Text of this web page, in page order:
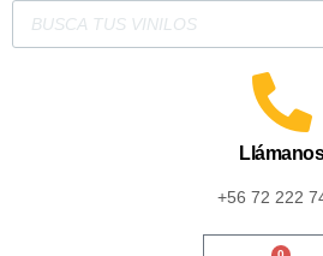
Llámanos
+56 72 222